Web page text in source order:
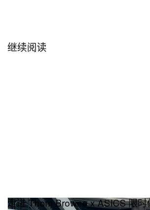
继续阅读
走进 Thom Browne x ASICS 限时